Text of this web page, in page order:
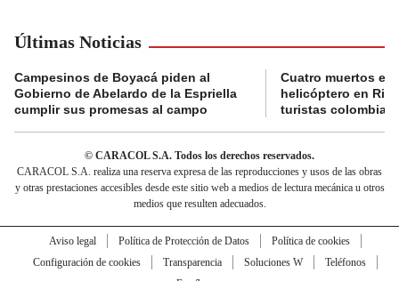
Últimas Noticias
Campesinos de Boyacá piden al
Gobierno de Abelardo de la Espriella
cumplir sus promesas al campo
Cuatro muertos en
helicóptero en
turistas
© CARACOL S.A. Todos los derechos reservados.
CARACOL S.A. realiza una reserva expresa de las reproducciones y usos de las obras
y otras prestaciones accesibles desde este sitio web a medios de lectura mecánica u otros
medios que resulten adecuados.
Aviso legal Política de Protección de Datos
Política de cookies
Configuración de cookies
Transparencia Soluciones W
Teléfonos